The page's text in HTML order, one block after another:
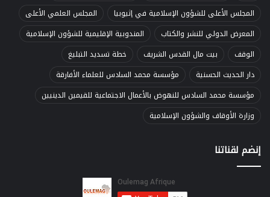
المجلس الأعلى للشؤون الإسلامية في إثيوبيا
المجلس العلمي الأعلى
المعرض الدولي للنشر والكتاب
المندوبية الإقليمية للشؤون الإسلامية
الوقف
بيت مال القدس الشريف
خطة تسديد التبليغ
دار الحديث الحسنية
مؤسسة محمد السادس للعلماء الأفارقة
مؤسسة محمد السادس للنهوض بالأعمال الاجتماعية للقيمين الدينيين
وزارة الأوقاف والشؤون الإسلامية
إنضم لقناتنا